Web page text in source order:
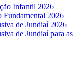
Infantil 2026
Fundamental 2026
de Jundiaí 2026
de Jundiaí para as